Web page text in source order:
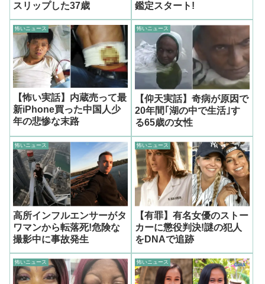
スリップした37歳
鑑定スタート!
怖いニュース
【怖い実話】内蔵売って最
新iPhone買った中国人少
年の悲惨な末路
怖いニュース
【仰天実話】奇病が原因で
20年間｢湖の中で生活｣す
る65歳の女性
怖いニュース
高所インフルエンサーがタ
ワマンから転落死!危険な
撮影中に事故発生
怖いニュース
【有罪】有名女優のストー
カーに懲役判決!謎の犯人
をDNAで追跡
怖いニュース 怖いニュース